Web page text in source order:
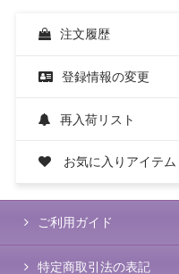
注文履歴
登録情報の変更
再入荷リスト
お気に入りアイテム
ご利用ガイド
特定商取引法の表記